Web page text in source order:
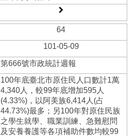
64
101-05-09
第666號市政統計週報
100年底臺北市原住民人口數計1萬
4,340人，較99年底增加595人
(4.33%)，以阿美族6,414人(占
44.73%)最多；另100年對原住民族
之學生就學、職業訓練、急難慰問
及安養養護等各項補助件數均較99